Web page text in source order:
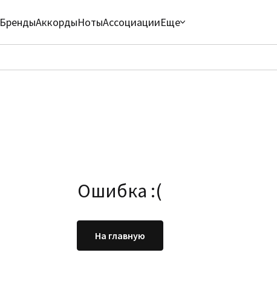
БрендыАккордыНотыАссоциацииЕще
Ошибка :(
На главную